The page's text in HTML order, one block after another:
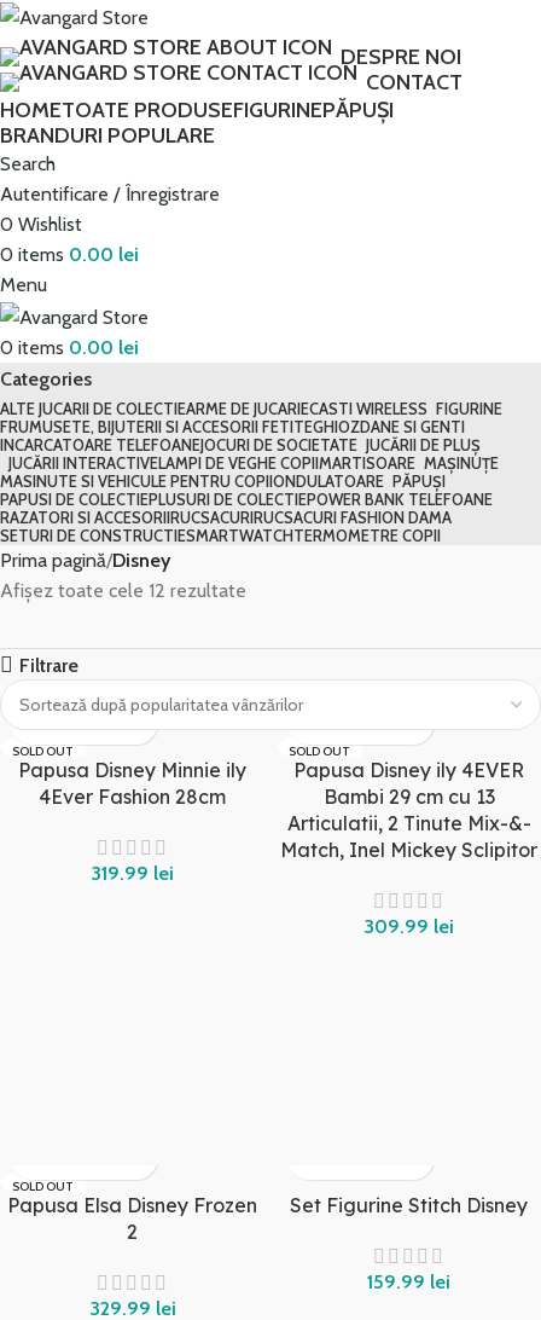
DESPRE NOI
CONTACT
HOMETOATE PRODUSEFIGURINEPĂPUȘI
BRANDURI POPULARE
Search
Autentificare / Înregistrare
0 Wishlist
0 items 0.00 lei
Menu
0 items 0.00 lei
Categories
ALTE JUCARII DE COLECTIEARME DE JUCARIECASTI WIRELESS FIGURINE
FRUMUSETE, BIJUTERII SI ACCESORII FETITEGHIOZDANE SI GENTI
INCARCATOARE TELEFOANEJOCURI DE SOCIETATE JUCĂRII DE PLUȘ
JUCĂRII INTERACTIVELAMPI DE VEGHE COPIIMARTISOARE MAȘINUȚE
MASINUTE SI VEHICULE PENTRU COPIIONDULATOARE PĂPUȘI
PAPUSI DE COLECTIEPLUSURI DE COLECTIEPOWER BANK TELEFOANE
RAZATORI SI ACCESORIIRUCSACURIRUCSACURI FASHION DAMA
SETURI DE CONSTRUCTIESMARTWATCHTERMOMETRE COPII
Prima pagină Disney
Afișez toate cele 12 rezultate
Filtrare
SOLD OUT
Papusa Disney Minnie ily
4Ever Fashion 28cm
319.99 lei
SOLD OUT
Papusa Disney ily 4EVER
Bambi 29 cm cu 13
Articulatii, 2 Tinute Mix-&-
Match, Inel Mickey Sclipitor
309.99 lei
SOLD OUT
Papusa Elsa Disney Frozen
2
329.99 lei
Set Figurine Stitch Disney
159.99 lei
Transport GRATUIT peste 250 lei!